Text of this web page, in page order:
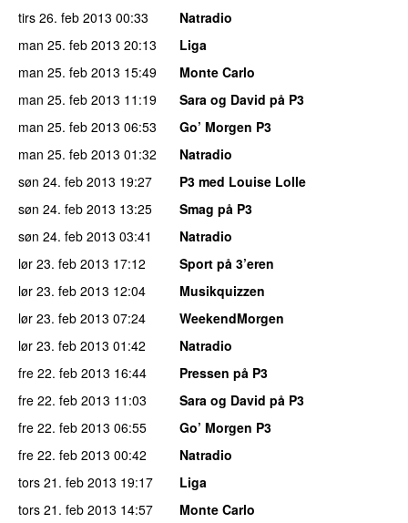
tirs 26. feb 2013 00:33
Natradio
man 25. feb 2013 20:13
Liga
man 25. feb 2013 15:49
Monte Carlo
man 25. feb 2013 11:19
Sara og David på P3
man 25. feb 2013 06:53
Go’ Morgen P3
man 25. feb 2013 01:32
Natradio
søn 24. feb 2013 19:27
P3 med Louise Lolle
søn 24. feb 2013 13:25
Smag på P3
søn 24. feb 2013 03:41
Natradio
lør 23. feb 2013 17:12
Sport på 3’eren
lør 23. feb 2013 12:04
Musikquizzen
lør 23. feb 2013 07:24
WeekendMorgen
lør 23. feb 2013 01:42
Natradio
fre 22. feb 2013 16:44
Pressen på P3
fre 22. feb 2013 11:03
Sara og David på P3
fre 22. feb 2013 06:55
Go’ Morgen P3
fre 22. feb 2013 00:42
Natradio
tors 21. feb 2013 19:17
Liga
tors 21. feb 2013 14:57 Monte Carlo